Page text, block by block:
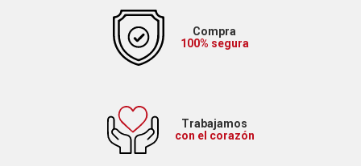
Compra
100% segura
Trabajamos
con el corazón